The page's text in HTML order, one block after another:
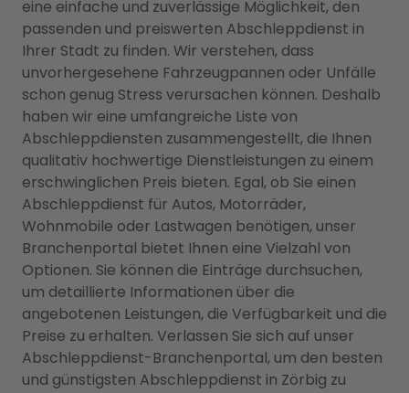
eine einfache und zuverlässige Möglichkeit, den
passenden und preiswerten Abschleppdienst in
Ihrer Stadt zu finden. Wir verstehen, dass
unvorhergesehene Fahrzeugpannen oder Unfälle
schon genug Stress verursachen können. Deshalb
haben wir eine umfangreiche Liste von
Abschleppdiensten zusammengestellt, die Ihnen
qualitativ hochwertige Dienstleistungen zu einem
erschwinglichen Preis bieten. Egal, ob Sie einen
Abschleppdienst für Autos, Motorräder,
Wohnmobile oder Lastwagen benötigen, unser
Branchenportal bietet Ihnen eine Vielzahl von
Optionen. Sie können die Einträge durchsuchen,
um detaillierte Informationen über die
angebotenen Leistungen, die Verfügbarkeit und die
Preise zu erhalten. Verlassen Sie sich auf unser
Abschleppdienst-Branchenportal, um den besten
und günstigsten Abschleppdienst in Zörbig zu